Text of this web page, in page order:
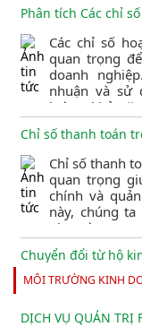
chi nhánh
trả nợ và giữ
hàng gặp khó
Quy định về Giấy
Giấy phép an
quan trọng
thực phẩm.
chứng nhận
quy định,
phép, giúp
bảo tuân thủ
Xem
Phân tích Các chỉ
Các chỉ số
quan trọng
doanh
nhuận và sử
lường khả
nguồn tài trợ
nhà quản lý
đưa ra quyết
doanh,
bền vững cho
Chỉ số thanh
quan trọng
chính và
này, chúng
như vòng
tồn kho và
nghĩa của
Nếu bạn
chuyển đổi từ
MÔI TRƯỜNG KINH
DỊCH VỤ QUẢN TRỊ